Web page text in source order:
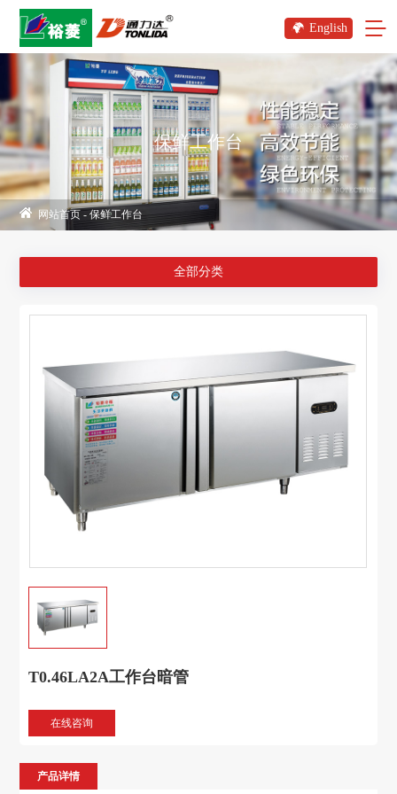
English
保鲜工作台
网站首页 -保鲜工作台
全部分类
T0.46LA2A工作台暗管
在线咨询
产品详情